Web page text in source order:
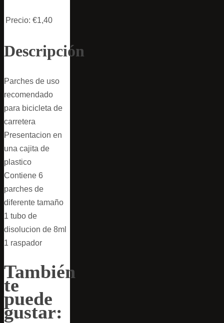
Precio: €1,40
Descripción
Parches de uso
recomendado
para bicicleta de
carretera
Presentacion en
una cajita de
plastico
Contiene 6
parches de
diferente tamaño
1 tubo de
disolucion de 8ml
1 raspador
También
te
puede
gustar: